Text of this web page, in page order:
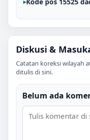
Diskusi &
Catatan koreksi wilayah
ditulis di sini.
Belum ada